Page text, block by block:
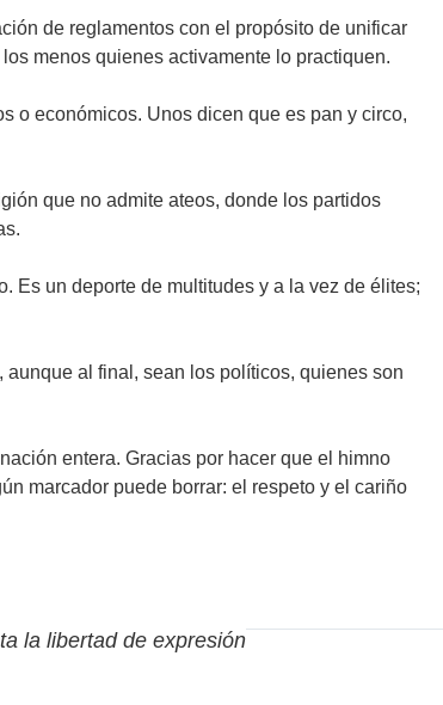
de reglamentos con el propósito de unificar
menos quienes activamente lo practiquen.
o económicos. Unos dicen que es pan y circo,
que no admite ateos, donde los partidos
Es un deporte de multitudes y a la vez de élites;
al final, sean los políticos, quienes son
entera. Gracias por hacer que el himno
marcador puede borrar: el respeto y el cariño
la libertad de expresión